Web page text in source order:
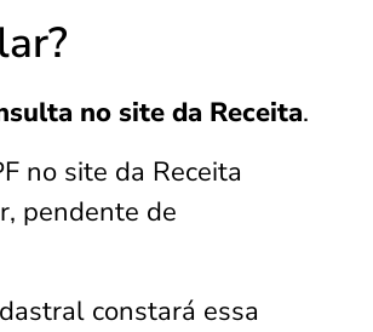
no site da Receita.
no site da Receita
pendente de
constará essa